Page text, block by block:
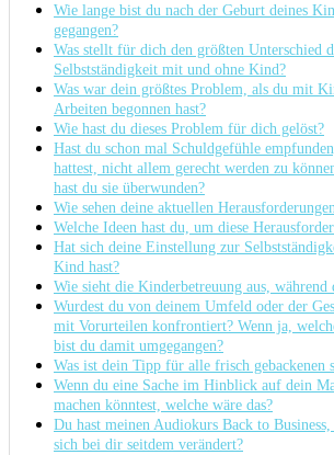
Wie lange bist du nach der Geburt deines
gegangen?
Was stellt für dich den größten Unterschied
Selbstständigkeit mit und ohne Kind?
Was war dein größtes Problem, als du mit
Arbeiten begonnen hast?
Wie hast du dieses Problem für dich gelöst?
Hast du schon mal Schuldgefühle
hattest, nicht allem gerecht werden zu
hast du sie überwunden?
Wie sehen deine aktuellen
Welche Ideen hast du, um diese
Hat sich deine Einstellung zur
Kind hast?
Wie sieht die Kinderbetreuung aus, während
Wurdest du von deinem Umfeld oder der
mit Vorurteilen konfrontiert? Wenn ja,
bist du damit umgegangen?
Was ist dein Tipp für alle frisch gebackenen
Wenn du eine Sache im Hinblick auf dein
machen könntest, welche wäre das?
Du hast meinen Audiokurs Back to
sich bei dir seitdem verändert?